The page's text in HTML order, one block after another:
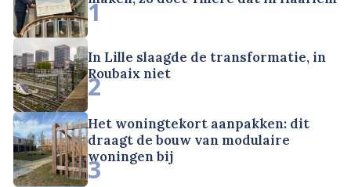
1
In Lille slaagde de transformatie, in
Roubaix niet
2
Het woningtekort aanpakken: dit
draagt de bouw van modulaire
woningen bij
3